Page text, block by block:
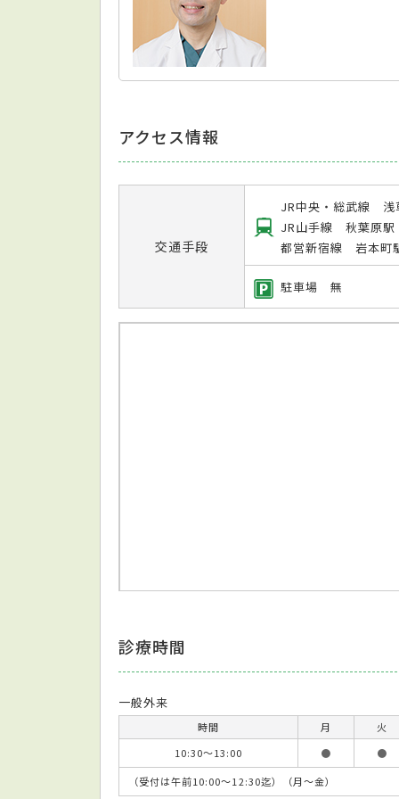
アクセス情報
交通手段
JR中央・総武線 浅
JR山手線 秋葉原駅
都営新宿線 岩本町
駐車場 無
診療時間
一般外来
時間 月 火
10:30～13:00
● ●
（受付は午前10:00～12:30迄）（月～金）